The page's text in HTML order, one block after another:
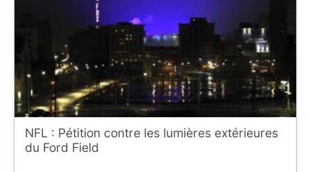
NFL : Pétition contre les lumières extérieures
du Ford Field